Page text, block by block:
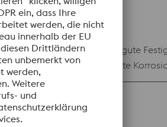
Werkstoff zeigt gute
kommen ausgezeichnete
erreicht werden wie mit